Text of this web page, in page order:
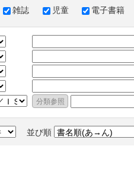
雑誌 児童 電子書籍
並び順